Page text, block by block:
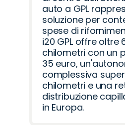
auto a GPL
soluzione per
spese di
i20 GPL offre oltre
chilometri con un
35 euro,
complessiva
chilometri e una
distribuzione
in Europa.